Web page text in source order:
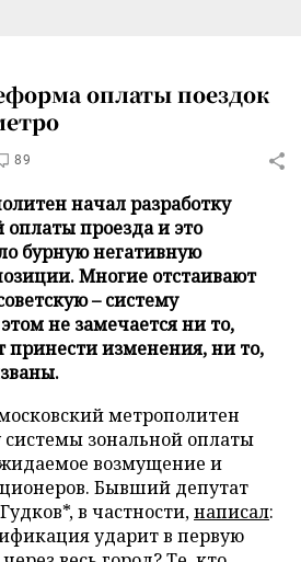
оплаты поездок
89
начал разработку
проезда и это
бурную негативную
Многие отстаивают
– систему
не замечается ни то,
принести изменения, ни то,
метрополитен
системы зональной оплаты
возмущение и
Бывший депутат
в частности,написал:
ударит в первую